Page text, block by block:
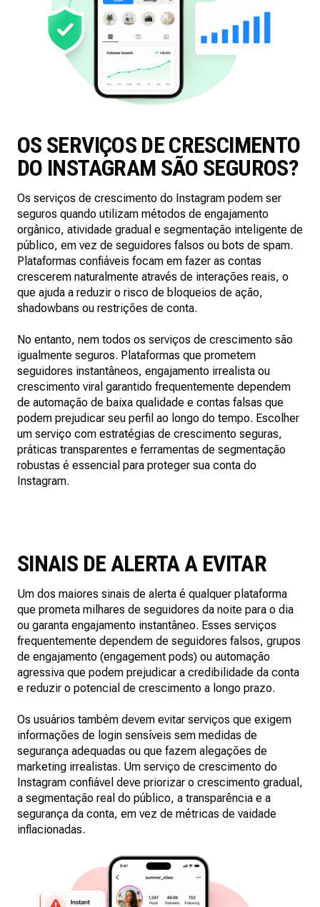
OS SERVIÇOS DE CRESCIMENTO
DO INSTAGRAM SÃO SEGUROS?
Os serviços de crescimento do Instagram podem ser
seguros quando utilizam métodos de engajamento
orgânico, atividade gradual e segmentação inteligente de
público, em vez de seguidores falsos ou bots de spam.
Plataformas confiáveis focam em fazer as contas
crescerem naturalmente através de interações reais, o
que ajuda a reduzir o risco de bloqueios de ação,
shadowbans ou restrições de conta.
No entanto, nem todos os serviços de crescimento são
igualmente seguros. Plataformas que prometem
seguidores instantâneos, engajamento irrealista ou
crescimento viral garantido frequentemente dependem
de automação de baixa qualidade e contas falsas que
podem prejudicar seu perfil ao longo do tempo. Escolher
um serviço com estratégias de crescimento seguras,
práticas transparentes e ferramentas de segmentação
robustas é essencial para proteger sua conta do
Instagram.
SINAIS DE ALERTA A EVITAR
Um dos maiores sinais de alerta é qualquer plataforma
que prometa milhares de seguidores da noite para o dia
ou garanta engajamento instantâneo. Esses serviços
frequentemente dependem de seguidores falsos, grupos
de engajamento (engagement pods) ou automação
agressiva que podem prejudicar a credibilidade da conta
e reduzir o potencial de crescimento a longo prazo.
Os usuários também devem evitar serviços que exigem
informações de login sensíveis sem medidas de
segurança adequadas ou que fazem alegações de
marketing irrealistas. Um serviço de crescimento do
Instagram confiável deve priorizar o crescimento gradual,
a segmentação real do público, a transparência e a
segurança da conta, em vez de métricas de vaidade
inflacionadas.